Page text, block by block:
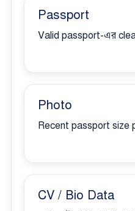
Passport
Valid passport-এর
Photo
Recent passport size
CV / Bio Data